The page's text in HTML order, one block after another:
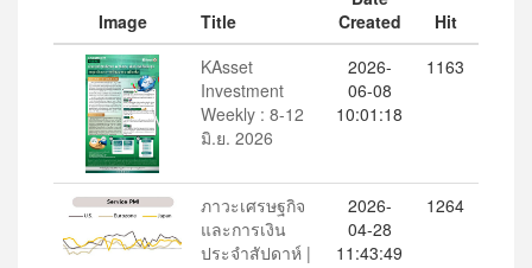
Image Title
Created
Hit
KAsset
Investment
Weekly : 8-12
มิ.ย. 2026
2026-
06-08
10:01:18
1163
ภาวะเศรษฐกิจ
และการเงิน
ประจำสัปดาห์ |
2026-
04-28
11:43:49
1264